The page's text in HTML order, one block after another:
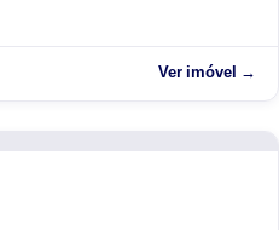
Ver imóvel →